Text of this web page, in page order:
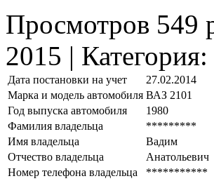
Просмотров 549
2015 | Категория:
Дата постановки на учет
27.02.2014
Марка и модель автомобиля ВАЗ 2101
Год выпуска автомобиля
1980
Фамилия владельца
*********
Имя владельца
Вадим
Отчество владельца
Анатольевич
Номер телефона владельца
***********